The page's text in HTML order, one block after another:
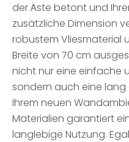
der Äste betont und
zusätzliche Dimension
robustem Vliesmaterial
Breite von 70 cm
nicht nur eine einfache
sondern auch eine
Ihrem neuen
Materialien garantiert
langlebige Nutzung.